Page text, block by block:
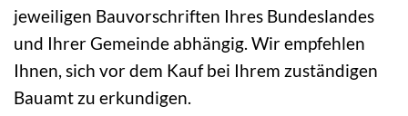
jeweiligen Bauvorschriften Ihres Bundeslandes
und Ihrer Gemeinde abhängig. Wir empfehlen
Ihnen, sich vor dem Kauf bei Ihrem zuständigen
Bauamt zu erkundigen.